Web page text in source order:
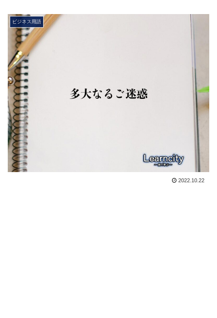
ビジネス用語
2022.10.22